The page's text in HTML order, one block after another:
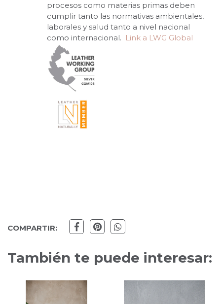
procesos como materias primas deben
cumplir tanto las normativas ambientales,
laborales y salud tanto a nivel nacional
como internacional. Link a LWG Global
COMPARTIR:
También te puede interesar: